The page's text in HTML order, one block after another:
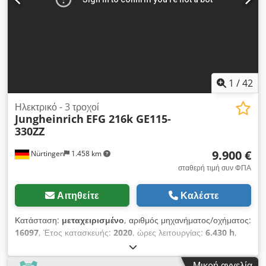
1 /42
Nürtingen 1.458 km
Ηλεκτρικό - 3 τροχοί
Jungheinrich EFG 216k GE115-
330ZZ
9.900 €
σταθερή τιμή συν ΦΠΑ
Αιτηθείτε Καλέστε
Κατάσταση: μεταχειρισμένο, αριθμός μηχανήματος/οχήματος:
16097, Έτος κατασκευής: 2020, ώρες λειτουργίας: 6.430 h,
, ύψος ανύψωσης:
ελεύθερη ανύψωση:1.680 χιλ., κέντρο βάρους φορτίου:500